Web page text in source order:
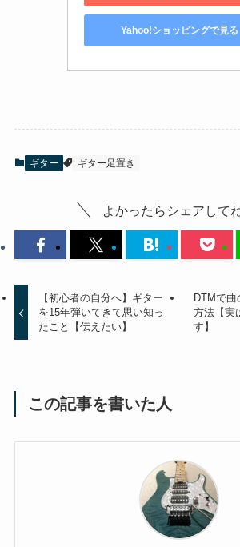
Yahoo!ショッピングで見る
ギター ギター足置き
よかったらシェアして
【初心者の自分へ】ギター
を15年弾いてきて思い知っ
たこと【伝えたい】
DTMで
方法【実
す】
この記事を書いた人